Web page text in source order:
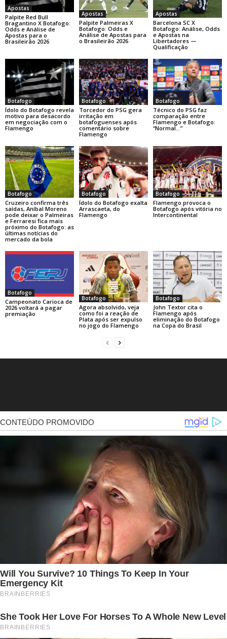
Apostas
Palpite Red Bull
Bragantino X Botafogo:
Odds e Análise de
Apostas para o
Brasileirão 2026
Apostas
Palpite Palmeiras X
Botafogo: Odds e
Análise de Apostas para
o Brasileirão 2026
Apostas
Barcelona SC X
Botafogo: Análise, Odds
e Apostas na
Libertadores —
Qualificação
Botafogo
Ídolo do Botafogo revela
motivo para desacordo
em negociação com o
Flamengo
Botafogo
Torcedor do PSG gera
irritação em
botafoguenses após
comentário sobre
Flamengo
Botafogo
Técnico do PSG faz
comparação entre
Flamengo e Botafogo:
“Normal…”
Botafogo
Cruzeiro confirma três
saídas, Aníbal Moreno
pode deixar o Palmeiras
e Ferraresi fica mais
próximo do Botafogo: as
últimas notícias do
mercado da bola
Botafogo
Ídolo do Botafogo exalta
Arrascaeta, do
Flamengo
Botafogo
Flamengo provoca o
Botafogo após vitória no
Intercontinental
Botafogo
Campeonato Carioca de
2026 voltará a pagar
premiação
Botafogo
Agora absolvido, veja
como foi a reação de
Plata após ser expulso
no jogo do Flamengo
Botafogo
John Textor cita o
Flamengo após
eliminação do Botafogo
na Copa do Brasil